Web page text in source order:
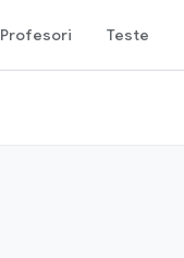
Profesori Teste